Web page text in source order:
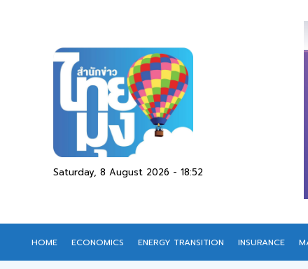
Saturday, 8 August 2026 - 18:52
HOME ECONOMICS ENERGY TRANSITION INSURANCE